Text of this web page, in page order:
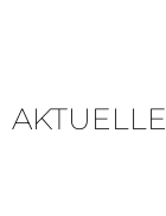
AKTUELLE